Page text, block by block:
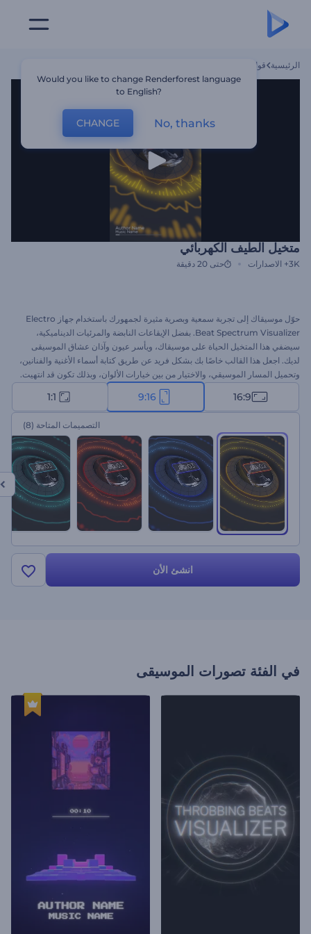
الرئيسية قوالب
متخيل الطيف الكهربائي
3K+ الاصدارات حتى 20 دقيقة
حوّل موسيقاك إلى تجربة سمعية وبصرية مثيرة لجمهورك باستخدام جهاز Electro
Beat Spectrum Visualizer. بفضل الإيقاعات النابضة والمرئيات الديناميكية،
سيضفي هذا المتخيل الحياة على موسيقاك، ويأسر عيون وآذان عشاق الموسيقى
لديك. اجعل هذا القالب خاصًا بك بشكل فريد عن طريق كتابة أسماء الأغنية والفنانين،
وتحميل المسار الموسيقي، والاختيار من بين خيارات الألوان، وبذلك تكون قد انتهيت.
مثالي لمقاطع الفيديو الموسيقية والعروض الحية والعروض الترويجية للموسيقى
على وسائل التواصل الاجتماعي، فهو يوفر طريقة فريدة لعرض مقطوعاتك
الموسيقية. ابدأ اليوم!
16:9
9:16
1:1
التصميمات المتاحة (8)
انشئ الأن
في الفئة تصورات الموسيقى
Would you like to change Renderforest language
to English?
CHANGE No, thanks